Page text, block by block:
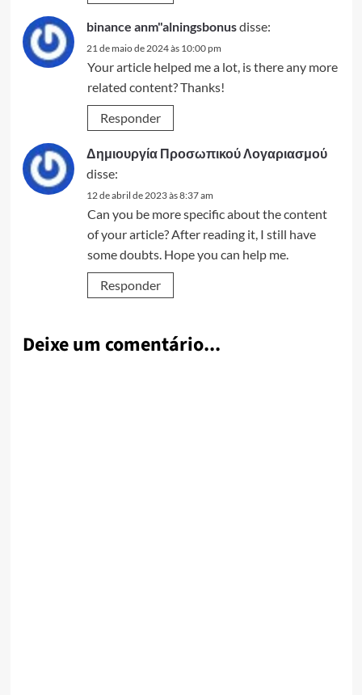
binance anm"alningsbonusdisse:
21 de maio de 2024 às 10:00 pm
Your article helped me a lot, is there any more
related content? Thanks!
Responder
Δημιουργία Προσωπικού Λογαριασμού
disse:
12 de abril de 2023 às 8:37 am
Can you be more specific about the content
of your article? After reading it, I still have
some doubts. Hope you can help me.
Responder
Deixe um comentário...